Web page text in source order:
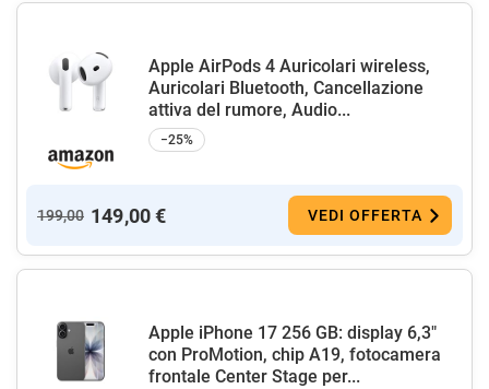
Apple AirPods 4 Auricolari wireless,
Auricolari Bluetooth, Cancellazione
attiva del rumore, Audio...
−25%
199,00 149,00 € VEDI OFFERTA
Apple iPhone 17 256 GB: display 6,3"
con ProMotion, chip A19, fotocamera
frontale Center Stage per...